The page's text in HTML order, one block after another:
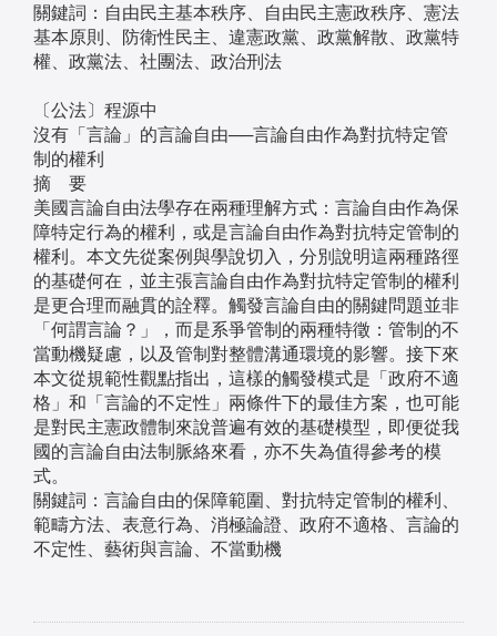
關鍵詞：自由民主基本秩序、自由民主憲政秩序、憲法
基本原則、防衛性民主、違憲政黨、政黨解散、政黨特
權、政黨法、社團法、政治刑法
〔公法〕程源中
沒有「言論」的言論自由──言論自由作為對抗特定管
制的權利
摘 要
美國言論自由法學存在兩種理解方式：言論自由作為保
障特定行為的權利，或是言論自由作為對抗特定管制的
權利。本文先從案例與學說切入，分別說明這兩種路徑
的基礎何在，並主張言論自由作為對抗特定管制的權利
是更合理而融貫的詮釋。觸發言論自由的關鍵問題並非
「何謂言論？」，而是系爭管制的兩種特徵：管制的不
當動機疑慮，以及管制對整體溝通環境的影響。接下來
本文從規範性觀點指出，這樣的觸發模式是「政府不適
格」和「言論的不定性」兩條件下的最佳方案，也可能
是對民主憲政體制來說普遍有效的基礎模型，即便從我
國的言論自由法制脈絡來看，亦不失為值得參考的模
式。
關鍵詞：言論自由的保障範圍、對抗特定管制的權利、
範疇方法、表意行為、消極論證、政府不適格、言論的
不定性、藝術與言論、不當動機